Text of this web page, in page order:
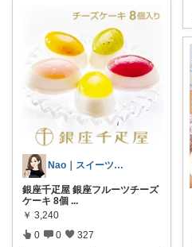
Nao｜スイーツROOM🍰
銀座千疋屋 銀座フルーツチーズ
ケーキ 8個 ...
￥ 3,240
0 0 327